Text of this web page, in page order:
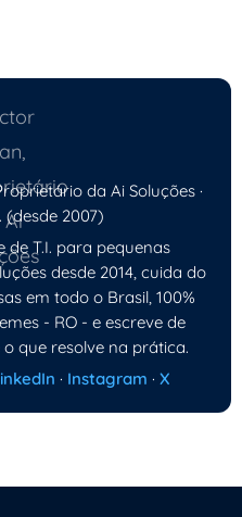
da Ai Soluções ·
(desde 2007)
de T.I. para pequenas
desde 2014, cuida do
em todo o Brasil, 100%
- RO - e escreve de
que resolve na prática.
· Instagram · X